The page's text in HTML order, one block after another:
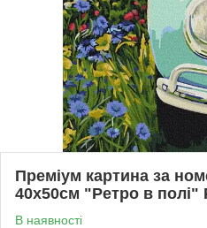
Преміум картина за
40x50см "Ретро в полі"
В наявності